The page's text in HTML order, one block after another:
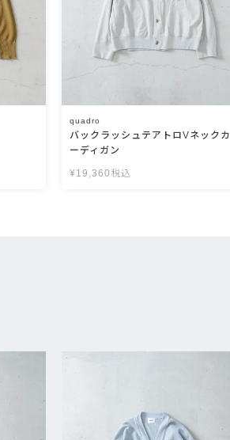
quadro
バックラッシュテアトロVネックカ
ーディガン
¥19,360 税込